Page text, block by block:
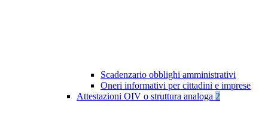
Scadenzario obblighi amministrativi
Oneri informativi per cittadini e imprese
Attestazioni OIV o struttura analoga 2